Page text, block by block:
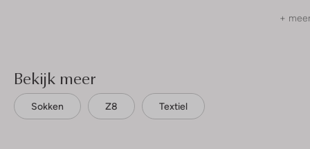
+
Bekijk meer
Sokken Z8 Textiel